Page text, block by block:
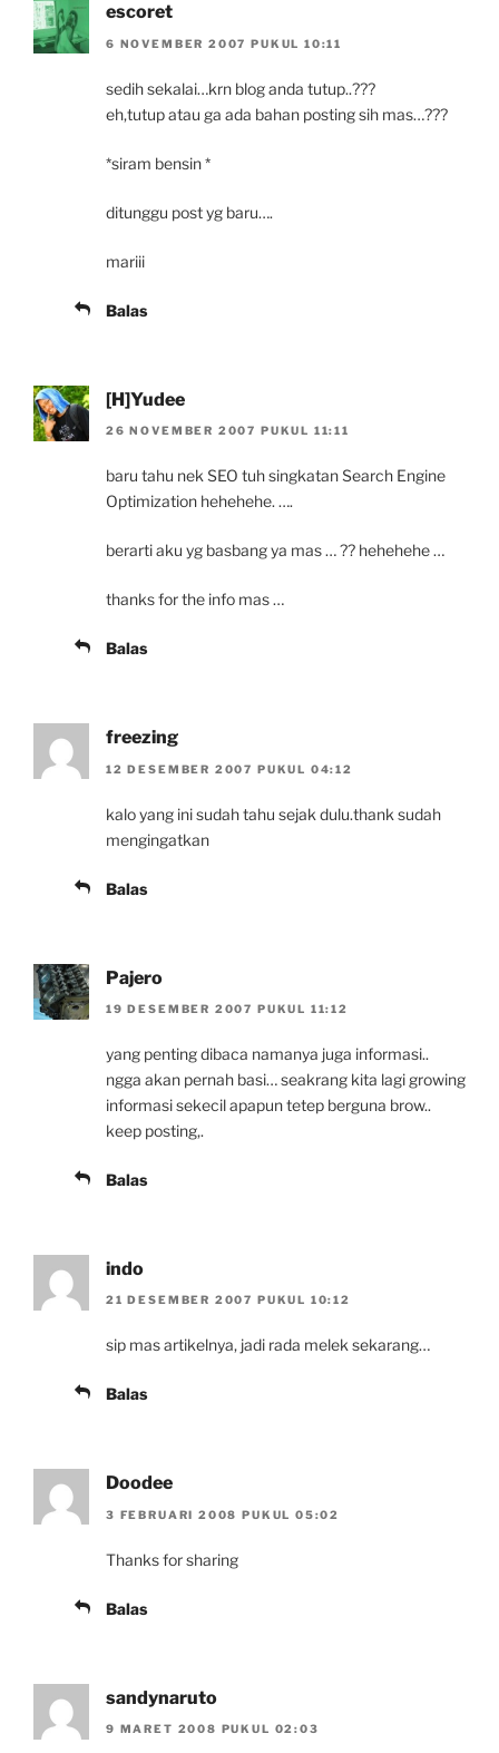
escoret
6 NOVEMBER 2007 PUKUL 10:11
sedih sekalai…krn blog anda tutup..???
eh,tutup atau ga ada bahan posting sih mas…???
*siram bensin *
ditunggu post yg baru….
mariii
Balas
[H]Yudee
26 NOVEMBER 2007 PUKUL 11:11
baru tahu nek SEO tuh singkatan Search Engine
Optimization hehehehe. ….
berarti aku yg basbang ya mas … ?? hehehehe …
thanks for the info mas …
Balas
freezing
12 DESEMBER 2007 PUKUL 04:12
kalo yang ini sudah tahu sejak dulu.thank sudah
mengingatkan
Balas
Pajero
19 DESEMBER 2007 PUKUL 11:12
yang penting dibaca namanya juga informasi..
ngga akan pernah basi… seakrang kita lagi growing
informasi sekecil apapun tetep berguna brow..
keep posting,.
Balas
indo
21 DESEMBER 2007 PUKUL 10:12
sip mas artikelnya, jadi rada melek sekarang…
Balas
Doodee
3 FEBRUARI 2008 PUKUL 05:02
Thanks for sharing
Balas
sandynaruto
9 MARET 2008 PUKUL 02:03